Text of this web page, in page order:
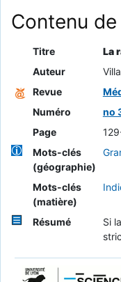
Contenu
Titre
La
Auteur
Revue
Numéro
no
Page
Mots-clés
(géographie)
Mots-clés
(matière)
Résumé
Si